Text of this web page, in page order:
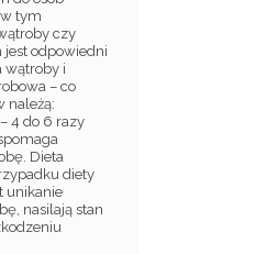
tym
czy
odpowiedni
wątroby i
– co
należą:
4 do 6 razy
Dieta
diety
unikanie
nasilają stan